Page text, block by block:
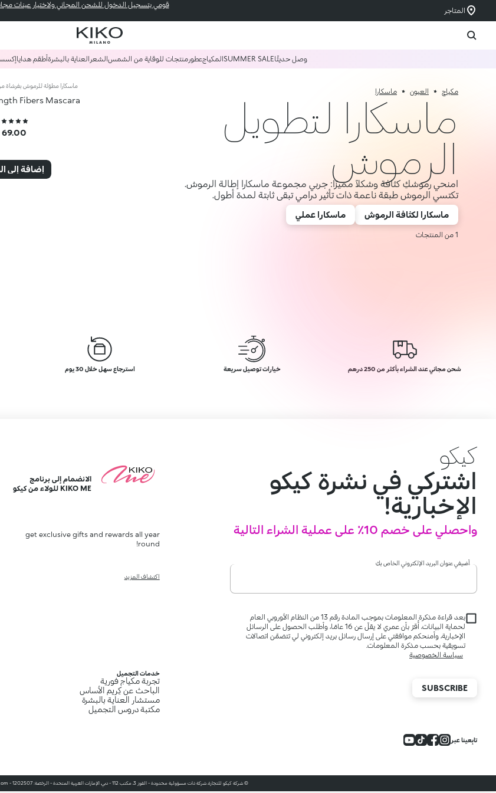
المتاجر
قومي بتسجيل الدخول للشحن المجاني ولاختيار عينات
وصل حديثًاSUMMER SALEالمكياجعطورمنتجات للوقاية من الشمسالشعر العناية بالبشرةأطقم هدايا
مكياج العيون ماسكارا
ماسكارا لتطويل
الرموش
امنحي رموشكِ كثافة وشكلاً مميزًا: جربي مجموعة ماسكارا إطالة الرموش.
تكتسي الرموش طبقة ناعمة ذات تأثير درامي تبقى ثابتة لمدة أطول.
ماسكارا لكثافة الرموش ماسكارا عملي
1 من المنتجات
ماسكارا مطوّلة للرموش بفرشاة
Fibers Mascara
69.00
إضافة إلى
شحن مجاني عند الشراء بأكثر من 250 درهم خيارات توصيل سريعة استرجاع سهل خلال 30 يوم
كيكو
اشتركي في نشرة كيكو
الإخبارية!
واحصلي على خصم 10٪ على عملية الشراء التالية
أضيفي عنوان البريد الإلكتروني الخاص بكِ
بعد قراءة مذكرة المعلومات بموجب المادة رقم 13 من النظام الأوروبي العام
لحماية البيانات، أُقرّ بأن عمري لا يقلّ عن 16 عامًا، وأطلب الحصول على الرسائل
الإخبارية، وأمنحكم موافقتي على إرسال رسائل بريد إلكتروني لي تتضمَّن اتصالات
تسويقية بحسب مذكرة المعلومات.
سياسة الخصوصية
SUBSCRIBE
الانضمام إلى برنامج
KIKO ME للولاء من كيكو
get exclusive gifts and rewards all year
round!
اكتشاف المزيد
خدمات التجميل
تجربة مكياج فورية
الباحث عن كِريم الأساس
مستشار العناية بالبشرة
مكتبة دروس التجميل
تابِعينا عبر
© شركة كيكو للتجارة، شركة ذات مسؤولية محدودة - القوز 3، مكتب 112 - دبي، الإمارات العربية المتحدة - الرخصة: 1202507 - www.kikocosmetics.com